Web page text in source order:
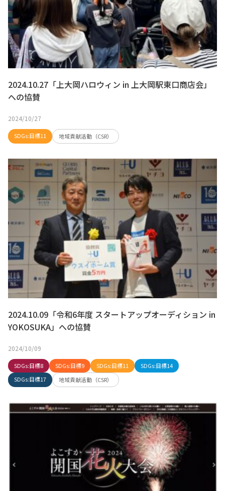
2024.10.27「上大岡ハロウィン in 上大岡駅東口商店会」
への協賛
2024/10/27
SDGs:目標11 地域貢献活動（CSR）
2024.10.09「令和6年度 スタートアップオーディション in
YOKOSUKA」への協賛
2024/10/09
SDGs:目標8 SDGs:目標9 SDGs:目標11
SDGs:目標14
SDGs:目標17
地域貢献活動（CSR）